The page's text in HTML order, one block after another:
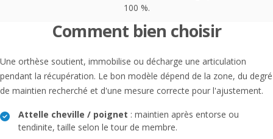
100 %.
Comment bien choisir
Une orthèse soutient, immobilise ou décharge une articulation
pendant la récupération. Le bon modèle dépend de la zone, du degré
de maintien recherché et d'une mesure correcte pour l'ajustement.
Attelle cheville / poignet : maintien après entorse ou
tendinite, taille selon le tour de membre.